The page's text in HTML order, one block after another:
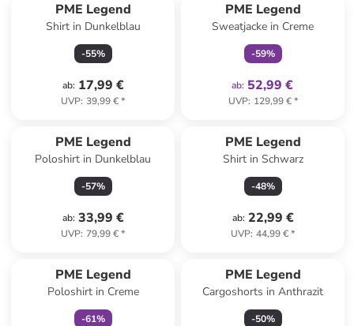
PME Legend
Shirt in Dunkelblau
-55%
ab: 17,99 €
UVP: 39,99 €*
PME Legend
Sweatjacke in Creme
-59%
ab: 52,99 €
UVP: 129,99 €*
PME Legend
Poloshirt in Dunkelblau
-57%
ab: 33,99 €
UVP: 79,99 €*
PME Legend
Shirt in Schwarz
-48%
ab: 22,99 €
UVP: 44,99 €*
PME Legend
Poloshirt in Creme
-61%
PME Legend
Cargoshorts in Anthrazit
-50%